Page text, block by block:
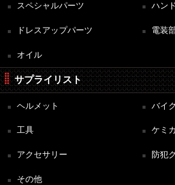
スペシャルパーツ ハン
ドレスアップパーツ 電装
オイル
サプライリスト
ヘルメット バイ
工具 ケミ
アクセサリー 防犯
その他